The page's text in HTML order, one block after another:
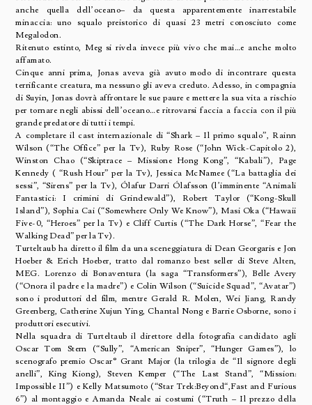
anche quella dell’oceano– da questa apparentemente inarrestabile
minaccia: uno squalo preistorico di quasi 23 metri conosciuto come
Megalodon.
Ritenuto estinto, Meg si rivela invece più vivo che mai…e anche molto
affamato.
Cinque anni prima, Jonas aveva già avuto modo di incontrare questa
terrificante creatura, ma nessuno gli aveva creduto. Adesso, in compagnia
di Suyin, Jonas dovrà affrontare le sue paure e mettere la sua vita a rischio
per tornare negli abissi dell’oceano…e ritrovarsi faccia a faccia con il più
grande predatore di tutti i tempi.
A completare il cast internazionale di “Shark – Il primo squalo”, Rainn
Wilson (“The Office” per la Tv), Ruby Rose (“John Wick-Capitolo 2),
Winston Chao (“Skiptrace – Missione Hong Kong”, “Kabali”), Page
Kennedy ( “Rush Hour” per la Tv), Jessica McNamee (“La battaglia dei
sessi”, “Sirens” per la Tv), Ólafur Darri Ólafsson (l’imminente “Animali
Fantastici: I crimini di Grindewald”), Robert Taylor (“Kong-Skull
Island”), Sophia Cai (“Somewhere Only We Know”), Masi Oka (“Hawaii
Five-0, “Heroes” per la Tv) e Cliff Curtis (“The Dark Horse”, “Fear the
Walking Dead” per la Tv).
Turteltaub ha diretto il film da una sceneggiatura di Dean Georgaris e Jon
Hoeber & Erich Hoeber, tratto dal romanzo best seller di Steve Alten,
MEG. Lorenzo di Bonaventura (la saga “Transformers”), Belle Avery
(“Onora il padre e la madre”) e Colin Wilson (“Suicide Squad”, “Avatar”)
sono i produttori del film, mentre Gerald R. Molen, Wei Jiang, Randy
Greenberg, Catherine Xujun Ying, Chantal Nong e Barrie Osborne, sono i
produttori esecutivi.
Nella squadra di Turteltaub il direttore della fotografia candidato agli
Oscar Tom Stern (“Sully”, “American Sniper”, “Hunger Games”), lo
scenografo premio Oscar® Grant Major (la trilogia de “Il signore degli
anelli”, King Kiong), Steven Kemper (“The Last Stand”, “Mission:
Impossible II”) e Kelly Matsumoto (“Star Trek:Beyond“,Fast and Furious
6”) al montaggio e Amanda Neale ai costumi (“Truth – Il prezzo della